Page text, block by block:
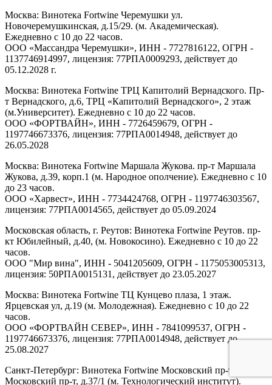
Москва: Винотека Fortwine Черемушки ул.
Новочеремушкинская, д.15/29. (м. Академическая).
Ежедневно с 10 до 22 часов.
ООО «Массандра Черемушки», ИНН - 7727816122, ОГРН -
1137746914997, лицензия: 77РПА0009293, действует до
05.12.2028 г.
Москва: Винотека Fortwine ТРЦ Капитолий Вернадского. Пр-
т Вернадского, д.6, ТРЦ «Капитолий Вернадского», 2 этаж
(м.Университет). Ежедневно с 10 до 22 часов.
ООО «ФОРТВАЙН», ИНН - 7726459679, ОГРН -
1197746673376, лицензия: 77РПА0014948, действует до
26.05.2028
Москва: Винотека Fortwine Маршала Жукова. пр-т Маршала
Жукова, д.39, корп.1 (м. Народное ополчение). Ежедневно с 10
до 23 часов.
ООО «Харвест», ИНН - 7734424768, ОГРН - 1197746303567,
лицензия: 77РПА0014565, действует до 05.09.2024
Московская область, г. Реутов: Винотека Fortwine Реутов. пр-
кт Юбилейный, д.40, (м. Новокосино). Ежедневно с 10 до 22
часов.
ООО "Мир вина", ИНН - 5041205609, ОГРН - 1175053005313,
лицензия: 50РПА0015131, действует до 23.05.2027
Москва: Винотека Fortwine ТЦ Кунцево плаза, 1 этаж.
Ярцевская ул, д.19 (м. Молодежная). Ежедневно с 10 до 22
часов.
ООО «ФОРТВАЙН СЕВЕР», ИНН - 7841099537, ОГРН -
1197746673376, лицензия: 77РПА0014948, действует до
25.08.2027
Санкт-Петербург: Винотека Fortwine Московский пр-т.
Московский пр-т, д.37/1 (м. Технологический институт).